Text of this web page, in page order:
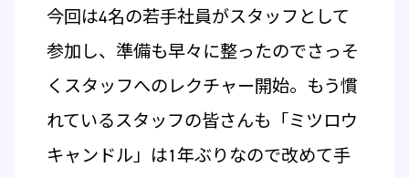
今回は4名の若手社員がスタッフとして
参加し、準備も早々に整ったのでさっそ
くスタッフへのレクチャー開始。もう慣
れているスタッフの皆さんも「ミツロウ
キャンドル」は1年ぶりなので改めて手